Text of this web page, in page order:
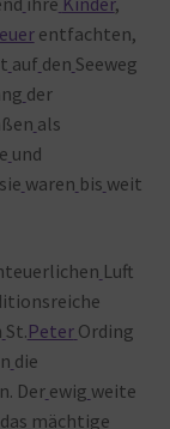
entfachten,
auf den Seeweg
der
als
und
sie waren bis weit
Luft
St.Peter Ording
die
Der ewig weite
das mächtige